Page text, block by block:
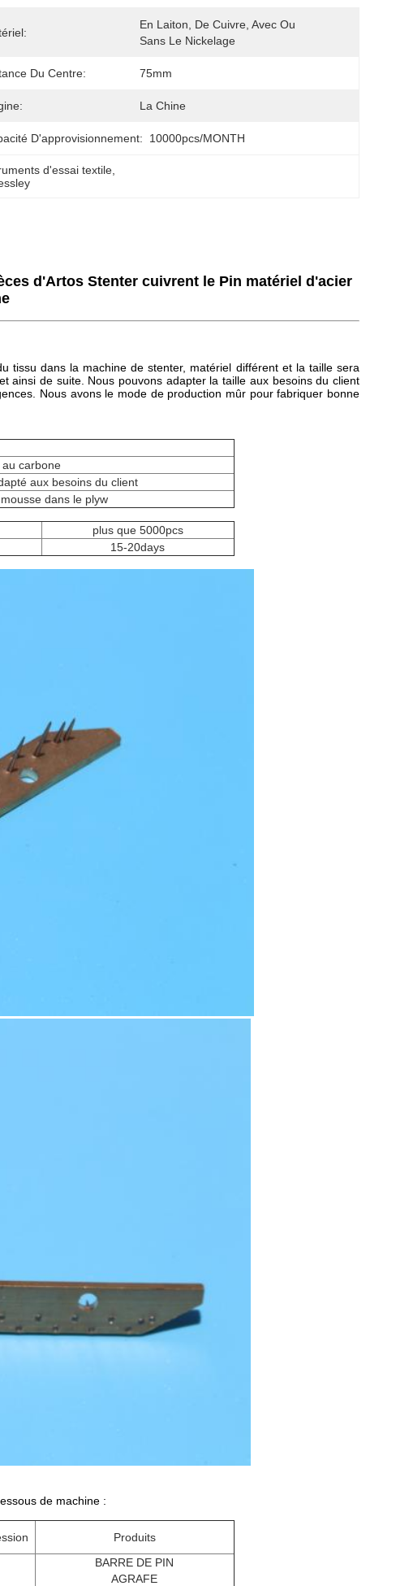
En Laiton, De Cuivre, Avec Ou
Sans Le Nickelage
Du Centre: 75mm
La Chine
D'approvisionnement: 10000pcs/MONTH
d'essai textile,
d'Artos Stenter cuivrent le Pin matériel d'acier
tissu dans la machine de stenter, matériel différent et la taille sera
ainsi de suite. Nous pouvons adapter la taille aux besoins du client
Nous avons le mode de production mûr pour fabriquer bonne
carbone
aux besoins du client
dans le plyw
plus que 5000pcs
15-20days
de machine :
Produits
BARRE DE PIN
AGRAFE